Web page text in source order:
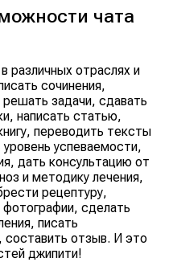
чата
различных отраслях и
сочинения,
задачи, сдавать
написать статью,
переводить тексты
успеваемости,
дать консультацию от
и методику лечения,
рецептуру,
фотографии, сделать
писать
отзыв. И это
джипити!